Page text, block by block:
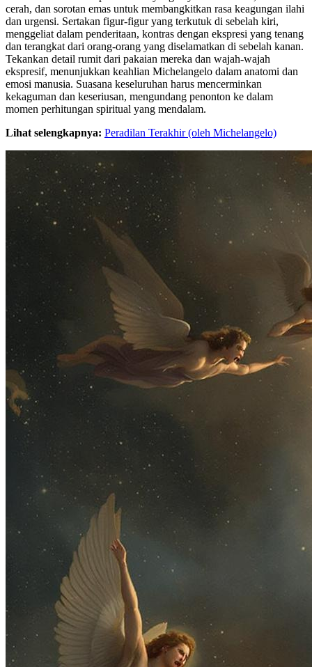
cerah, dan sorotan emas untuk membangkitkan rasa keagungan ilahi
dan urgensi. Sertakan figur-figur yang terkutuk di sebelah kiri,
menggeliat dalam penderitaan, kontras dengan ekspresi yang tenang
dan terangkat dari orang-orang yang diselamatkan di sebelah kanan.
Tekankan detail rumit dari pakaian mereka dan wajah-wajah
ekspresif, menunjukkan keahlian Michelangelo dalam anatomi dan
emosi manusia. Suasana keseluruhan harus mencerminkan
kekaguman dan keseriusan, mengundang penonton ke dalam
momen perhitungan spiritual yang mendalam.
Lihat selengkapnya: Peradilan Terakhir (oleh Michelangelo)